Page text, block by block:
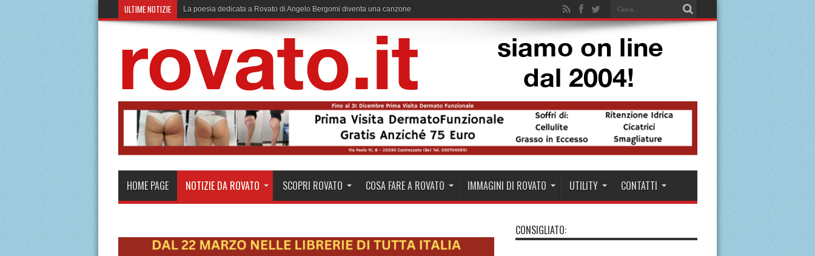
ULTIME NOTIZIE Enercom investe in un bambuseto a Rovato: 7,6 ettari per assorbire fino a 37mila tonnellate di CO₂
HOME PAGE NOTIZIE DA ROVATO SCOPRI ROVATO COSA FARE A ROVATO IMMAGINI DI ROVATO UTILITY CONTATTI
CONSIGLIATO: